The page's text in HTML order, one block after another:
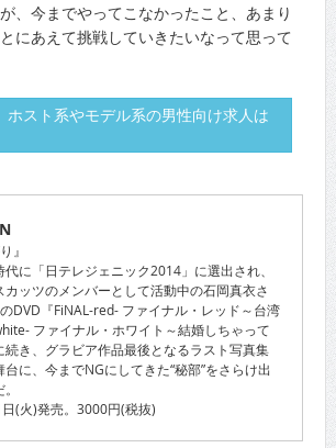
、今までやってこなかったこと、あまり
にあえて挑戦していきたいなって思って
ホスト系やモデル系の男性向け求人は
』
に「日テレジェニック2014」に選出され、
ッツのメンバーとして活動中の石岡真衣さ
DVD『FiNAL-red- ファイナル・レッド～台湾
ファイナル・ホワイト～結婚しちゃって
続き、グラビア作品最後となるラスト写真集
に、今までNGにしてきた“秘部”をさらけ出
(火)発売。3000円(税抜)